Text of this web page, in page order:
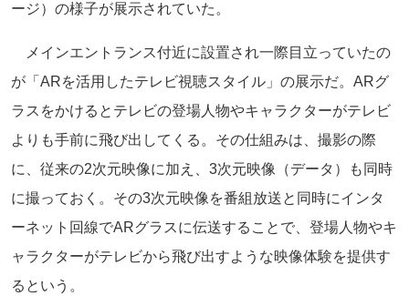
ージ）の様子が展示されていた。
メインエントランス付近に設置され一際目立っていたの
が「ARを活用したテレビ視聴スタイル」の展示だ。ARグ
ラスをかけるとテレビの登場人物やキャラクターがテレビ
よりも手前に飛び出してくる。その仕組みは、撮影の際
に、従来の2次元映像に加え、3次元映像（データ）も同時
に撮っておく。その3次元映像を番組放送と同時にインタ
ーネット回線でARグラスに伝送することで、登場人物やキ
ャラクターがテレビから飛び出すような映像体験を提供す
るという。